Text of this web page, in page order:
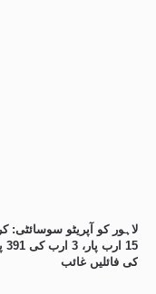
لاہور کو آپریٹو سوسائٹی:
کی فائلیں غائب